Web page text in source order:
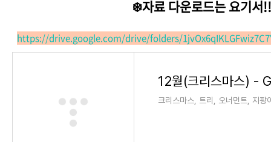
❄️자료 다운로드는 요기
https://drive.google.com/drive/folders/
12월(크리스마스) -
크리스마스, 트리, 오너먼트, 지